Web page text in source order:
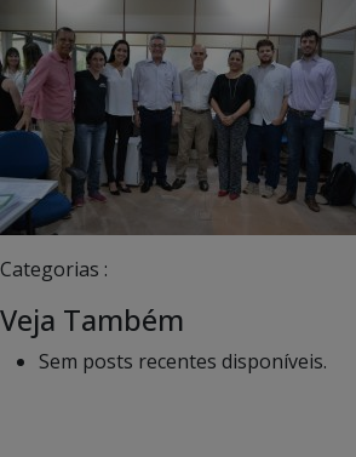
Categorias :
Veja Também
Sem posts recentes disponíveis.